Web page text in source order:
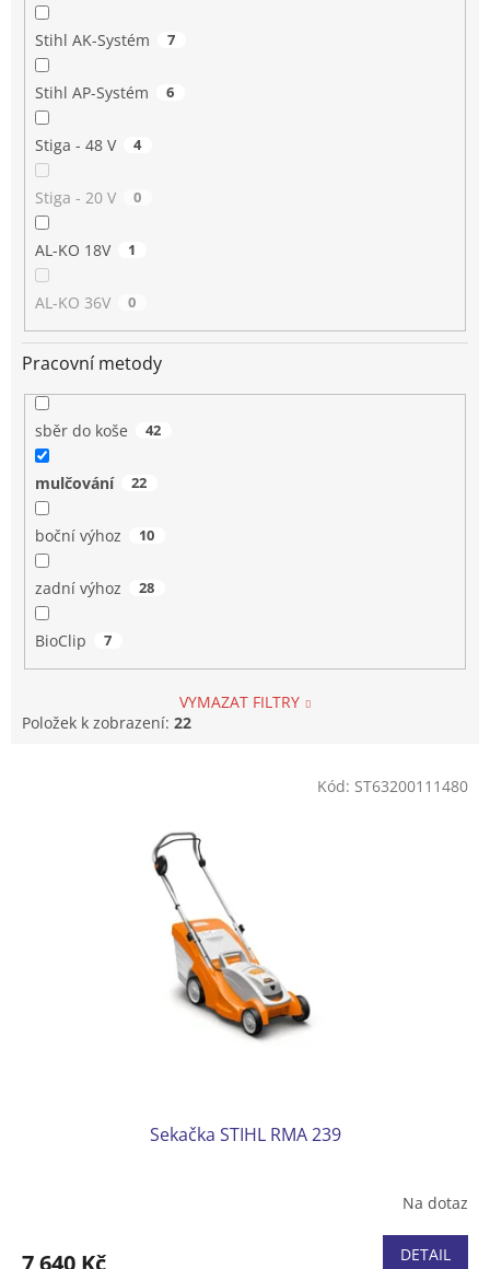
Stihl AK-Systém 7
Stihl AP-Systém 6
Stiga - 48 V 4
Stiga - 20 V 0
AL-KO 18V 1
AL-KO 36V 0
Pracovní metody
sběr do koše 42
mulčování 22
boční výhoz 10
zadní výhoz 28
BioClip 7
VYMAZAT FILTRY
Položek k zobrazení: 22
Sekačka STIHL RMA 239
Na dotaz
7 640 Kč DETAIL
Kód: ST63200111480